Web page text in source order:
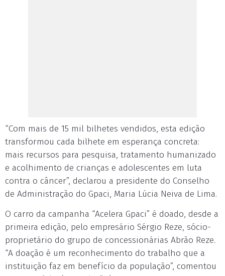
“Com mais de 15 mil bilhetes vendidos, esta edição
transformou cada bilhete em esperança concreta:
mais recursos para pesquisa, tratamento humanizado
e acolhimento de crianças e adolescentes em luta
contra o câncer”, declarou a presidente do Conselho
de Administração do Gpaci, Maria Lúcia Neiva de Lima.
O carro da campanha “Acelera Gpaci” é doado, desde a
primeira edição, pelo empresário Sérgio Reze, sócio-
proprietário do grupo de concessionárias Abrão Reze.
“A doação é um reconhecimento do trabalho que a
instituição faz em benefício da população”, comentou